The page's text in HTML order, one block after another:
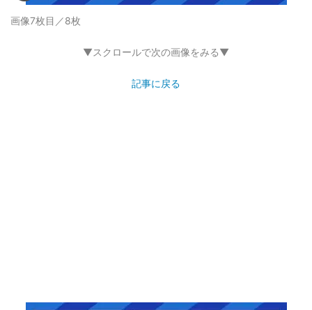
画像7枚目／8枚
▼スクロールで次の画像をみる▼
記事に戻る